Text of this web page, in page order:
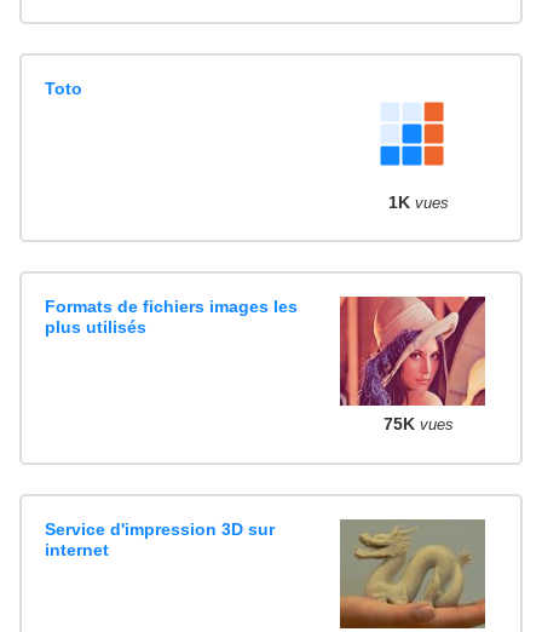
Toto
1K vues
Formats de fichiers images les
plus utilisés
75K vues
Service d'impression 3D sur
internet